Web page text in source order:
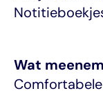
Wat